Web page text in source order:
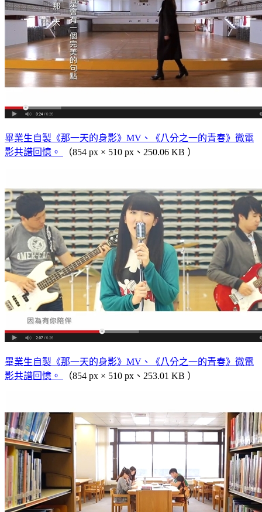
畢業生自製《那一天的身影》MV、《八分之一的青春》微電
影共譜回憶。
（854 px × 510 px、250.06 KB ）
畢業生自製《那一天的身影》MV、《八分之一的青春》微電
影共譜回憶。
（854 px × 510 px、253.01 KB ）